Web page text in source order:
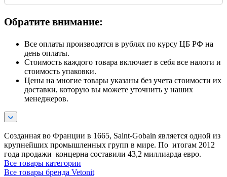
Обратите внимание:
Все оплаты производятся в рублях по курсу ЦБ РФ на
день оплаты.
Стоимость каждого товара включает в себя все налоги и
стоимость упаковки.
Цены на многие товары указаны без учета стоимости их
доставки, которую вы можете уточнить у наших
менеджеров.
Созданная во Франции в 1665, Saint-Gobain является одной из
крупнейших промышленных групп в мире. По итогам 2012
года продажи концерна составили 43,2 миллиарда евро.
Все товары категории
Все товары бренда Vetonit